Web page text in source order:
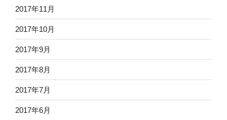
2017年11月
2017年10月
2017年9月
2017年8月
2017年7月
2017年6月